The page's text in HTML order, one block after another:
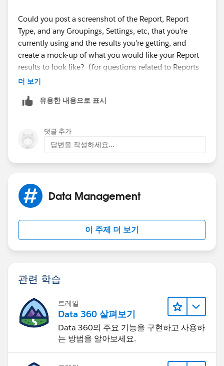
Could you post a screenshot of the Report, Report
Type, and any Groupings, Settings, etc, that you're
currently using and the results you're getting, and
create a mock-up of what you would like your Report
results to look like? (for questions related to Reports
and Dashboards those are really helpful)
더 보기
유용한 내용으로 표시
댓글 추가
답변을 작성하세요...
Data Management
이 주제 더 보기
관련 학습
트레일
Data 360 살펴보기
Data 360의 주요 기능을 구현하고 사용하
는 방법을 알아보세요.